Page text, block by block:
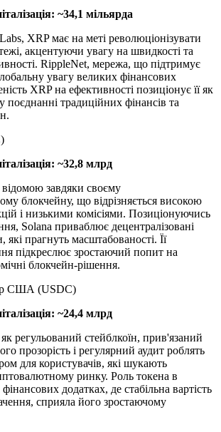
~34,1 мільярда
XRP має на меті революціонізувати
акцентуючи увагу на швидкості та
RippleNet, мережа, що підтримує
увагу великих фінансових
XRP на ефективності позиціонує її як
поєднанні традиційних фінансів та
~32,8 млрд
завдяки своєму
блокчейну, що відрізняється високою
і низькими комісіями. Позиціонуючись
Solana приваблює децентралізовані
які прагнуть масштабованості. Її
підкреслює зростаючий попит на
блокчейн-рішення.
США (USDC)
~24,4 млрд
регульований стейблкоїн, прив'язаний
прозорість і регулярний аудит роблять
для користувачів, які шукають
ринку. Роль токена в
додатках, де стабільна вартість
сприяла його зростаючому